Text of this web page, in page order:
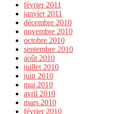
février 2011
janvier 2011
décembre 2010
novembre 2010
octobre 2010
septembre 2010
août 2010
juillet 2010
juin 2010
mai 2010
avril 2010
mars 2010
février 2010